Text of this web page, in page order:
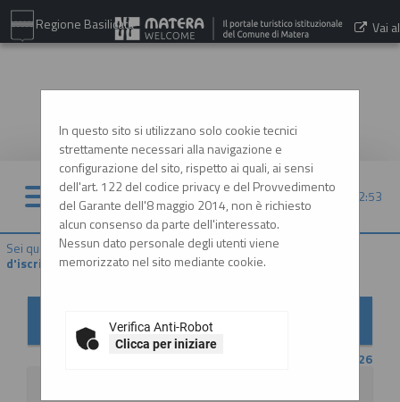
Regione Basilicata Vai al
09/08/2026 12:53
Sei qui: Home»Elenco operatori economici»Bandi e avvisi
d'iscrizione
In questo sito si utilizzano solo cookie tecnici
strettamente necessari alla navigazione e
configurazione del sito, rispetto ai quali, ai sensi
dell'art. 122 del codice privacy e del Provvedimento
del Garante dell'8 maggio 2014, non è richiesto
alcun consenso da parte dell'interessato.
Nessun dato personale degli utenti viene
memorizzato nel sito mediante cookie.
Verifica Anti-Robot
Clicca per iniziare
economici
CONTENUTO AGGIORNATO AL 20/07/2026